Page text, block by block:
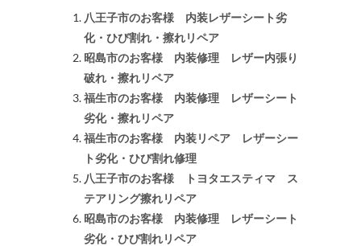
八王子市のお客様 内装レザーシート劣
化・ひび割れ・擦れリペア
昭島市のお客様 内装修理 レザー内張り
破れ・擦れリペア
福生市のお客様 内装修理 レザーシート
劣化・擦れリペア
福生市のお客様 内装リペア レザーシー
ト劣化・ひび割れ修理
八王子市のお客様 トヨタエスティマ ス
テアリング擦れリペア
昭島市のお客様 内装修理 レザーシート
劣化・ひび割れリペア